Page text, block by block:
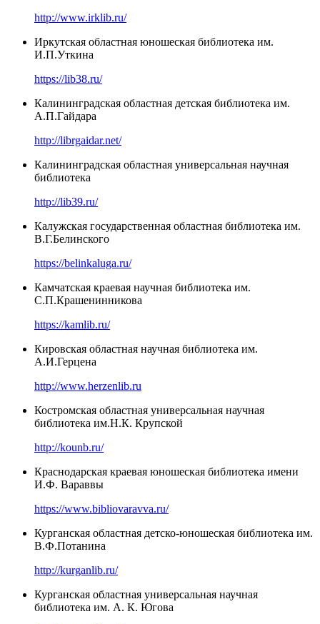
http://www.irklib.ru/
Иркутская областная юношеская библиотека им.
И.П.Уткина
https://lib38.ru/
Калининградская областная детская библиотека им.
А.П.Гайдара
http://librgaidar.net/
Калининградская областная универсальная научная
библиотека
http://lib39.ru/
Калужская государственная областная библиотека им.
В.Г.Белинского
https://belinkaluga.ru/
Камчатская краевая научная библиотека им.
С.П.Крашенинникова
https://kamlib.ru/
Кировская областная научная библиотека им.
А.И.Герцена
http://www.herzenlib.ru
Костромская областная универсальная научная
библиотека им.Н.К. Крупской
http://kounb.ru/
Краснодарская краевая юношеская библиотека имени
И.Ф. Вараввы
https://www.bibliovaravva.ru/
Курганская областная детско-юношеская библиотека им.
В.Ф.Потанина
http://kurganlib.ru/
Курганская областная универсальная научная
библиотека им. А. К. Югова